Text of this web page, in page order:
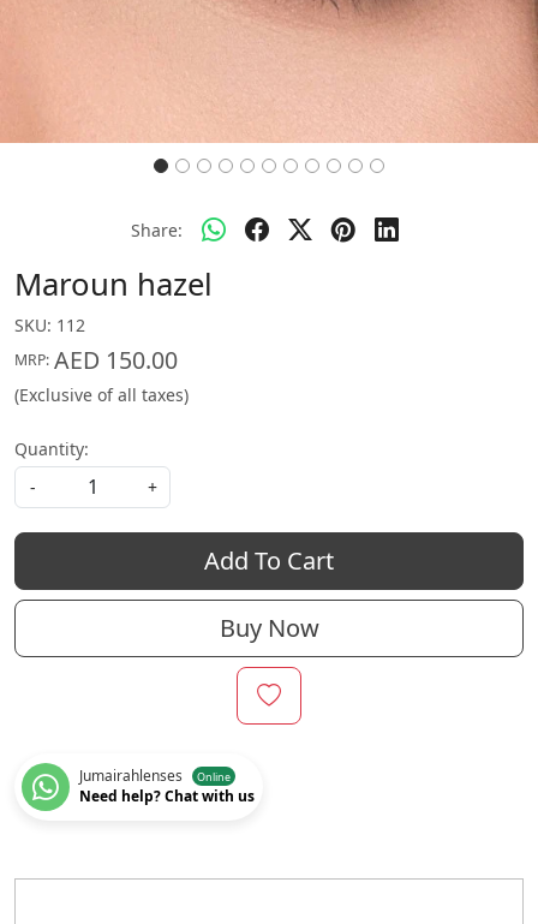
Share:
Maroun hazel
SKU: 112
MRP: AED 150.00
(Exclusive of all taxes)
Quantity:
-
+
Add To Cart
Buy Now
Jumairahlenses Online
Need help? Chat with us